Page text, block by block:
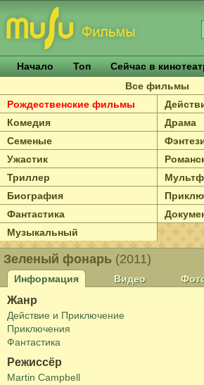
Начало Топ
Сейчас в
Все фильмы
Рождественские фильмы
Комедия
Драма
Семеные
Ужастик
Триллер
Биография
Фантастика
Музыкальный
Зеленый фонарь (2011)
Информация Видео
Жанр
Действие и Приключение
Приключения
Фантастика
Режиссёр
Martin Campbell